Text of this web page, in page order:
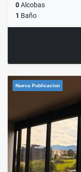
0Alcobas
1 Baño
Nueva Publicacion